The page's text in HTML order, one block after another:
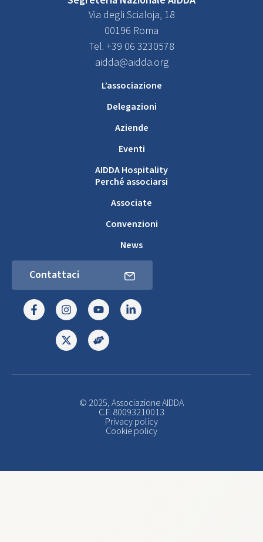
Via degli Scialoja, 18
00196 Roma
Tel. +39 06 3230578
aidda@aidda.org
L’associazione
Delegazioni
Aziende
Eventi
AIDDA Hospitality
Perché associarsi
Associate
Convenzioni
News
Contattaci
© 2025, Associazione AIDDA
C.F. 80093210013
Privacy policy
Cookie policy